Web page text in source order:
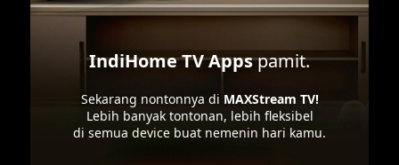
IndiHome TV Appspamit.
Sekarang nontonnya di MAXStream TV!
Lebih banyak tontonan, lebih fleksibel
di semua device buat nemenin hari kamu.